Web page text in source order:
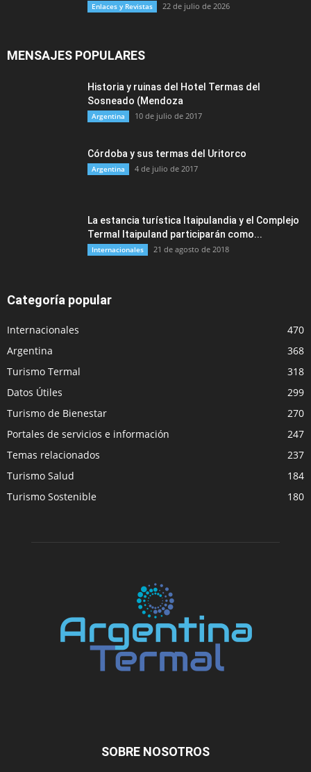
Enlaces y Revistas 22 de julio de 2026
MENSAJES POPULARES
Historia y ruinas del Hotel Termas del
Sosneado (Mendoza
Argentina 10 de julio de 2017
Córdoba y sus termas del Uritorco
Argentina 4 de julio de 2017
La estancia turística Itaipulandia y el Complejo
Termal Itaipuland participarán como...
Internacionales 21 de agosto de 2018
Categoría popular
Internacionales
470
Argentina
368
Turismo Termal
318
Datos Útiles
299
Turismo de Bienestar
270
Portales de servicios e información
247
Temas relacionados
237
Turismo Salud
184
Turismo Sostenible
180
SOBRE NOSOTROS